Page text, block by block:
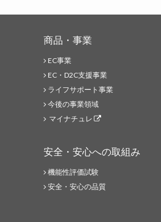
商品・事業
EC事業
EC・D2C支援事業
ライフサポート事業
今後の事業領域
マイナチュレ
安全・安心への取組み
機能性評価試験
安全・安心の品質